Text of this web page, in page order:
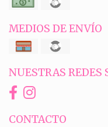
MEDIOS DE ENVÍO
NUESTRAS REDES
CONTACTO